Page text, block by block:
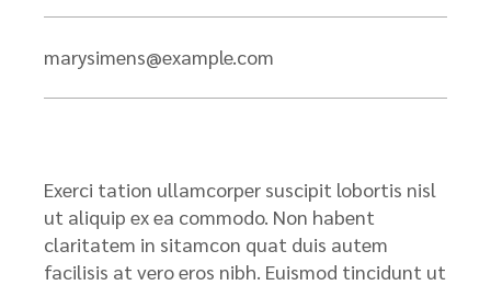
marysimens@example.com
Exerci tation ullamcorper suscipit lobortis nisl
ut aliquip ex ea commodo. Non habent
claritatem in sitamcon quat duis autem
facilisis at vero eros nibh. Euismod tincidunt ut